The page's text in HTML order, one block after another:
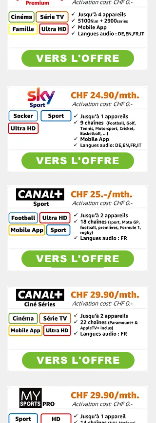
VERS L'OFFRE
VERS L'OFFRE
VERS L'OFFRE
VERS L'OFFRE